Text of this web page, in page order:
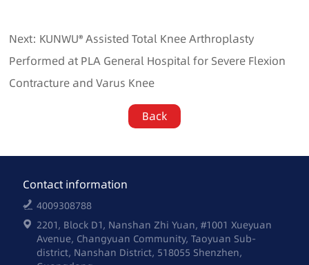
Next: KUNWU® Assisted Total Knee Arthroplasty
Performed at PLA General Hospital for Severe Flexion
Contracture and Varus Knee
Back
Contact information
4009308788
2201, Block D1, Nanshan Zhi Yuan, #1001 Xueyuan
Avenue, Changyuan Community, Taoyuan Sub-
district, Nanshan District, 518055 Shenzhen,